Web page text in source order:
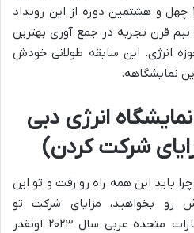
امارات متحده عربی سال ۲۰۲۳ چهل و هشتمین دوره از این رویداد
قرن تجربه در جمع آوری بهترین
انرژی. این سابقه طولانی خودش
نمایشگاهه.
انرژی دبی
باید این همه راه رو رفت و تو این
رو بخواهید، مزایای شرکت تو
نمایشگاه بین المللی انرژی امارات متحده عربی سال ۲۰۲۳ اونقدر